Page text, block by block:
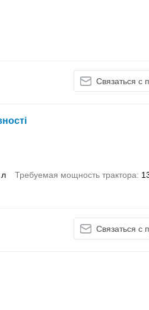
Связаться с
Требуемая мощность трактора
Связаться с